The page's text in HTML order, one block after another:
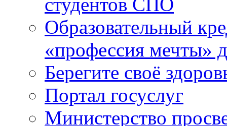
Образовательный
«профессия мечты»
Берегите своё
Портал госуслуг
Министерство